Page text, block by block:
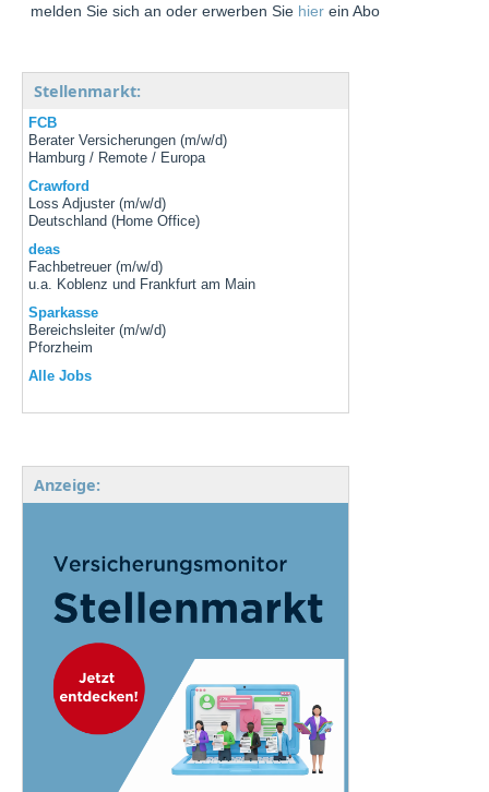
melden Sie sich an oder erwerben Sie hier ein Abo
Stellenmarkt:
FCB
Berater Versicherungen (m/w/d)
Hamburg / Remote / Europa
Crawford
Loss Adjuster (m/w/d)
Deutschland (Home Office)
deas
Fachbetreuer (m/w/d)
u.a. Koblenz und Frankfurt am Main
Sparkasse
Bereichsleiter (m/w/d)
Pforzheim
Alle Jobs
Anzeige: